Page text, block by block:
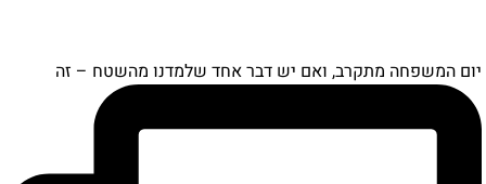
יום המשפחה מתקרב, ואם יש דבר אחד שלמדנו מהשטח – זה